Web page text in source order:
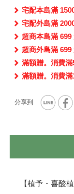
宅配本島滿
宅配外島滿
超商本島滿 699
超商外島滿 699
滿額贈。消費
滿額贈。消費
【植予・喜酸